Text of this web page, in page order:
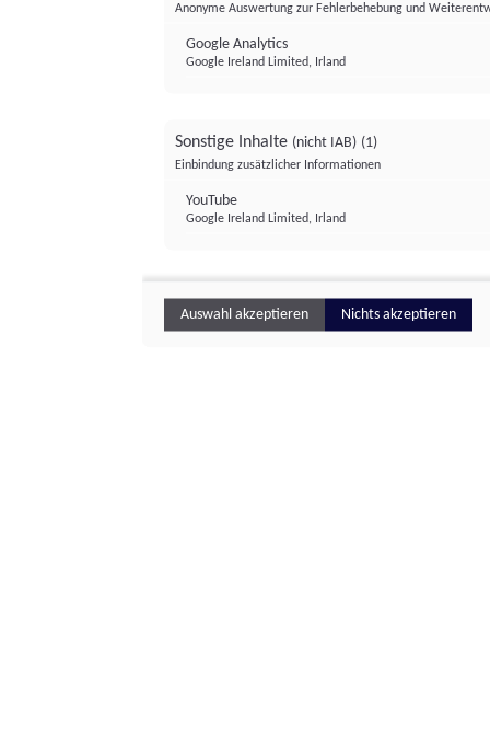
Anonyme Auswertung zur Fehlerbehebung und
Google Analytics
Google Ireland Limited, Irland
Sonstige Inhalte (nicht IAB) (1)
Einbindung zusätzlicher Informationen
YouTube
Google Ireland Limited, Irland
Auswahl akzeptieren Nichts akzeptieren